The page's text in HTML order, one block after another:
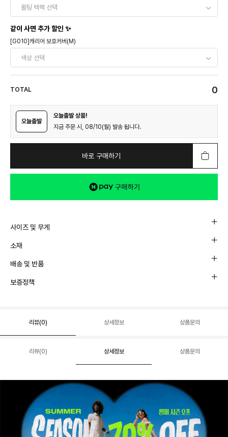
같이 사면 추가 할인 ✨
[G010]캐리어 보호커버(M)
TOTAL 0
오늘출발
오늘출발 상품!
지금 주문 시, 08/10(월) 발송 됩니다.
바로 구매하기
사이즈 및 무게
소재
배송 및 반품
보증정책
리뷰(0) 상세정보 상품문의
리뷰(0) 상세정보 상품문의